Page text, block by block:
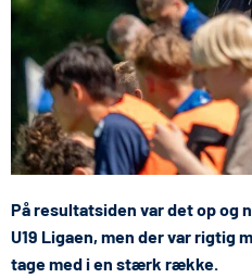
På resultatsiden var det op og
U19 Ligaen, men der var rigtig
tage med i en stærk række.